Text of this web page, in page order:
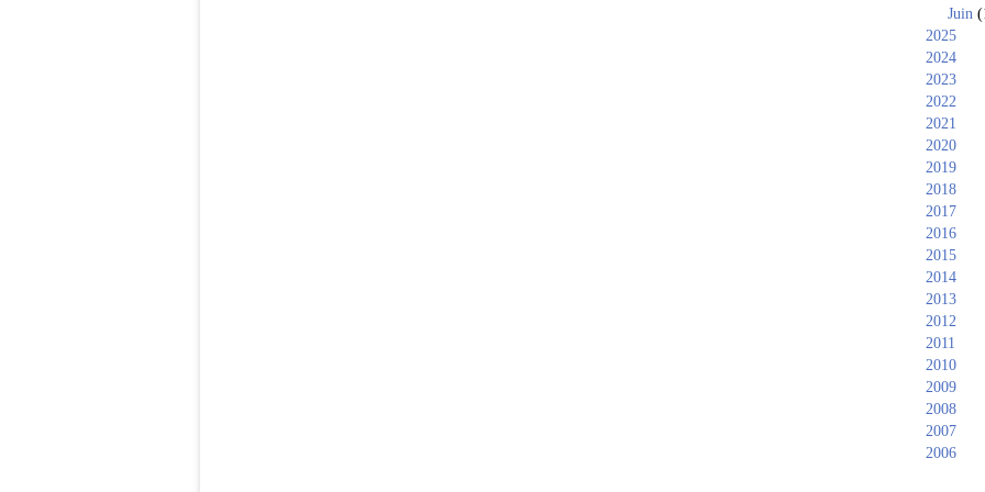
Juin
2025
2024
2023
2022
2021
2020
2019
2018
2017
2016
2015
2014
2013
2012
2011
2010
2009
2008
2007
2006